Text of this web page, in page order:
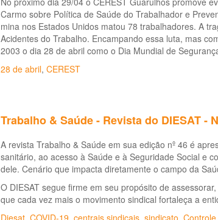
Carmo sobre Política de Saúde do Trabalhador e
mina nos Estados Unidos matou 78 trabalhadores. A
Acidentes do Trabalho. Encampando essa luta, mas
2003 o dia 28 de abril como o Dia Mundial de
28 de abril, CEREST
Trabalho & Saúde - Revista do DIESAT -
A revista Trabalho & Saúde em sua edição nº 46 é
sanitário, ao acesso à Saúde e à Seguridade Social e
dele. Cenário que impacta diretamente o campo da
O DIESAT segue firme em seu propósito de
que cada vez mais o movimento sindical fortaleça a